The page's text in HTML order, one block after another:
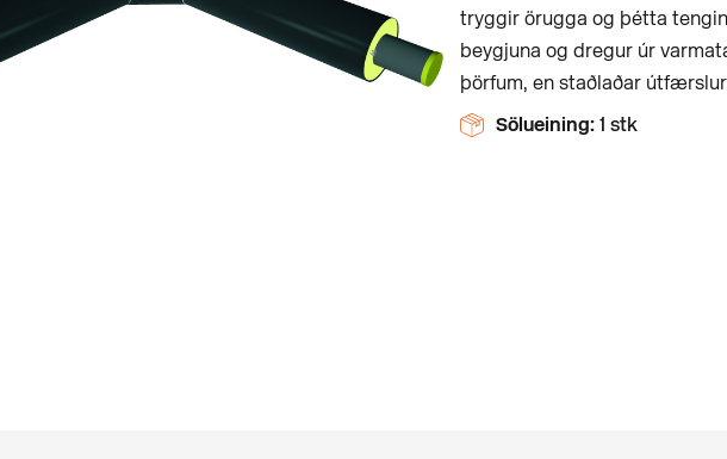
tryggir örugga og þétta
beygjuna og dregur úr
þörfum, en staðlaðar útfærslur
Sölueining: 1 stk